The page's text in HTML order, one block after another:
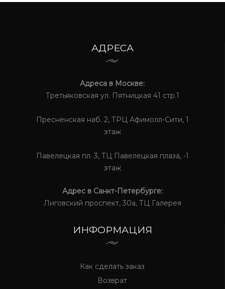
АДРЕСА
Адреса в Москве:
Третьяковская ул. Пятницкая 41 стр.1
Пресненская наб. 2, ТРЦ Афимолл-Сити, 1
этаж
Павелецкая пл. 3, ТЦ Павелецкая плаза, -1
этаж
Адрес в Санкт-Петербурге:
Лиговский проспект, 30а, ТЦ Галерея
ИНФОРМАЦИЯ
Как сделать заказ
Возврат